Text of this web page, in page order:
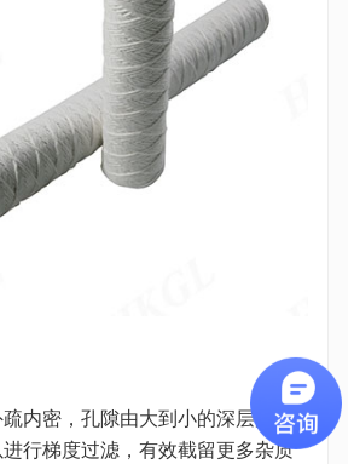
内密，孔隙由大到小的深层滤材
行梯度过滤，有效截留更多杂质